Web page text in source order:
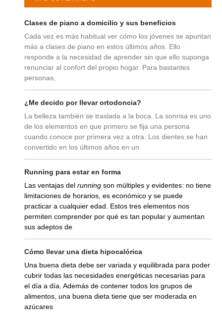
Clases de piano a domicilio y sus beneficios
Cada vez es más habitual ver cómo los jóvenes se apuntan
más a clases de piano en estos últimos años. Ello
responde a la necesidad de aprender sin que ello suponga
renunciar al confort del propio hogar. Para bastantes
personas,
¿Me decido por llevar ortodoncia?
La belleza también se traslada a la boca. La sonrisa es uno
de los elementos en que primero se fija una persona
cuando conoce por primera vez a otra. Los dientes se han
convertido en los últimos años en un
Running para estar en forma
Las ventajas delrunning son múltiples y evidentes: no tiene
limitaciones de horarios, es económico y se puede
practicar a cualquier edad. Estos tres elementos nos
permiten comprender por qué es tan popular y aumentan
sus adeptos de
Cómo llevar una dieta hipocalórica
Una buena dieta debe ser variada y equilibrada para poder
cubrir todas las necesidades energéticas necesarias para
el día a día. Además de contener todos los grupos de
alimentos, una buena dieta tiene que ser moderada en
azúcares